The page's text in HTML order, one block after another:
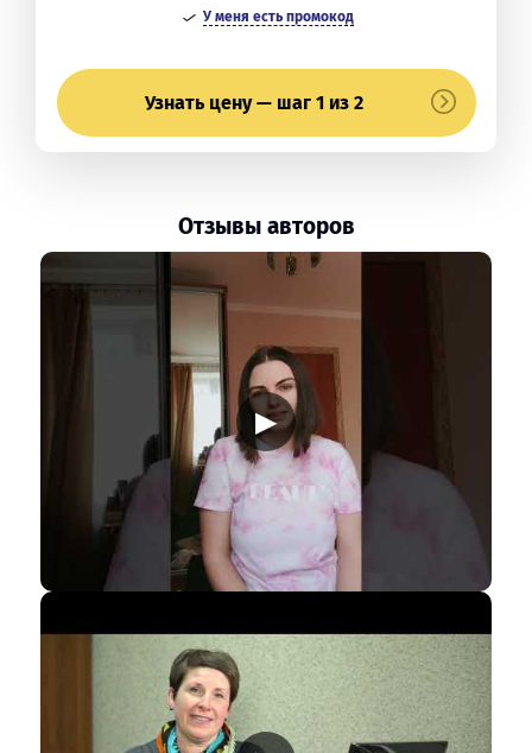
У меня есть промокод
Узнать цену — шаг 1 из 2
Отзывы авторов
▶